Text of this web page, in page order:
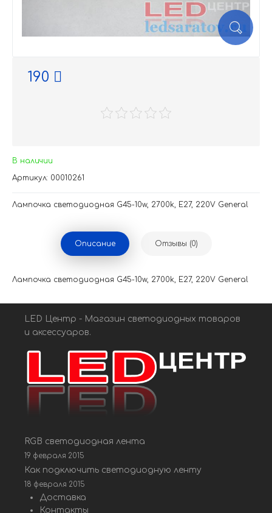
190
В наличии
Артикул: 00010261
Лампочка светодиодная G45-10w, 2700k, Е27, 220V General
Описание Отзывы (0)
Лампочка светодиодная G45-10w, 2700k, Е27, 220V General
LED Центр - Магазин светодиодных товаров
и аксессуаров.
RGB светодиодная лента
19 февраля 2015
Как подключить светодиодную ленту
18 февраля 2015
Доставка
Контакты